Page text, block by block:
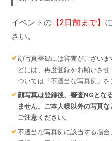
イベントの 【2日前まで】
さい。
顔写真登録には審査がござい
どには、再度登録をお願いさ
ついては「不適当な写真例 」
顔写真は登録後、審査NGとな
ません。ご本人様以外の写真
ご注意ください。
不適当な写真例に該当する場